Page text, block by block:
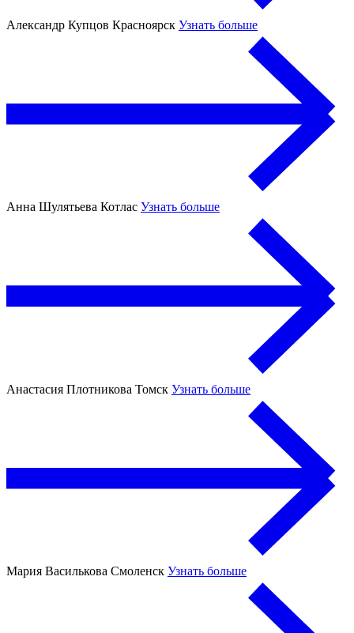
Александр Купцов Красноярск Узнать больше
Анна Шулятьева Котлас Узнать больше
Анастасия Плотникова Томск Узнать больше
Мария Василькова Смоленск Узнать больше